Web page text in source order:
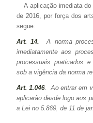
A aplicação imediata do
de 2016, por força dos
segue:
Art. 14. A norma
imediatamente aos
processuais praticados
sob a vigência da norma
Art. 1.046. Ao entrar em
aplicarão desde logo aos
a Lei no 5.869, de 11 de